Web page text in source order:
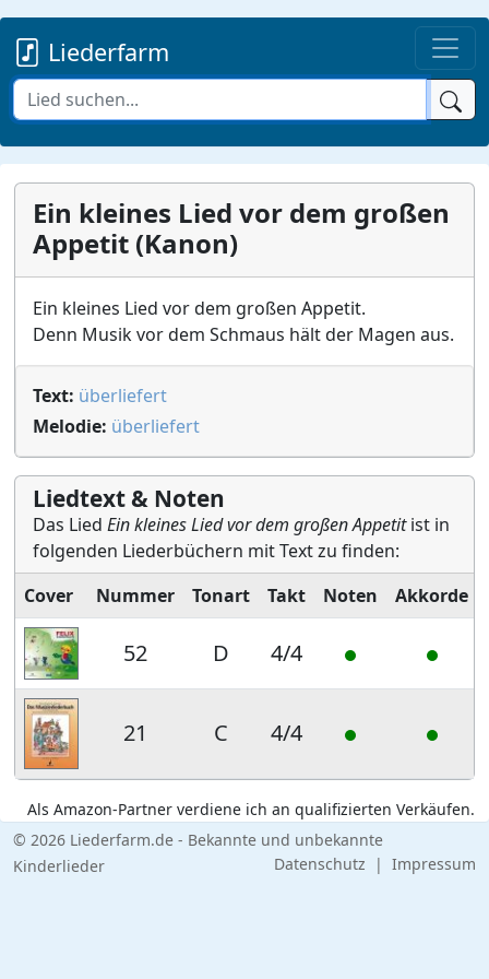
Liederfarm
Ein kleines Lied vor dem großen
Appetit (Kanon)
Ein kleines Lied vor dem großen Appetit.
Denn Musik vor dem Schmaus hält der Magen aus.
Text: überliefert
Melodie: überliefert
Liedtext & Noten
Das Lied Ein kleines Lied vor dem großen Appetitist in
folgenden Liederbüchern mit Text zu finden:
Cover
Nummer Tonart Takt Noten Akkorde
52 D 4/4
21 C 4/4
Als Amazon-Partner verdiene ich an qualifizierten Verkäufen.
© 2026 Liederfarm.de - Bekannte und unbekannte
Kinderlieder
Datenschutz | Impressum